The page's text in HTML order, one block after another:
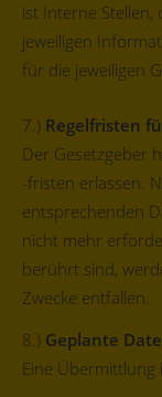
ist Interne
jeweiligen
für die jeweiligen
7.) Regelfristen
Der Gesetzgeber
-fristen erlassen.
entsprechenden
nicht mehr
berührt sind,
Zwecke entfallen.
8.) Geplante
Eine